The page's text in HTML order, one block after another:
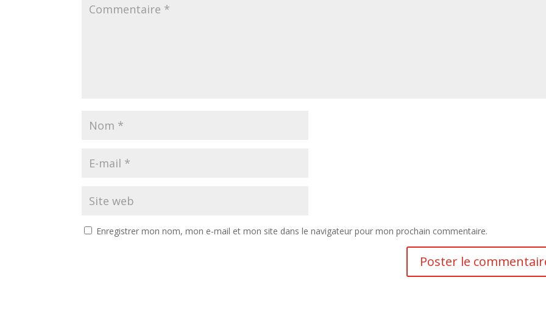
Enregistrer mon nom, mon e-mail et mon site dans le navigateur pour mon prochain commentaire.